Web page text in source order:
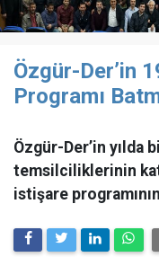
Özgür-Der’in
Programı
Özgür-Der’in yılda
temsilciliklerinin
istişare programının